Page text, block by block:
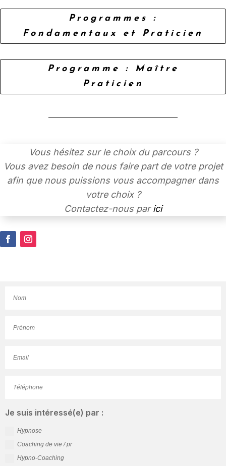
Programmes :
Fondamentaux et Praticien
Programme : Maître
Praticien
Vous hésitez sur le choix du parcours ?
Vous avez besoin de nous faire part de votre projet
afin que nous puissions vous accompagner dans
votre choix ?
Contactez-nous parici
Je suis intéressé(e) par :
Hypnose
Coaching de vie / pr
Hypno-Coaching